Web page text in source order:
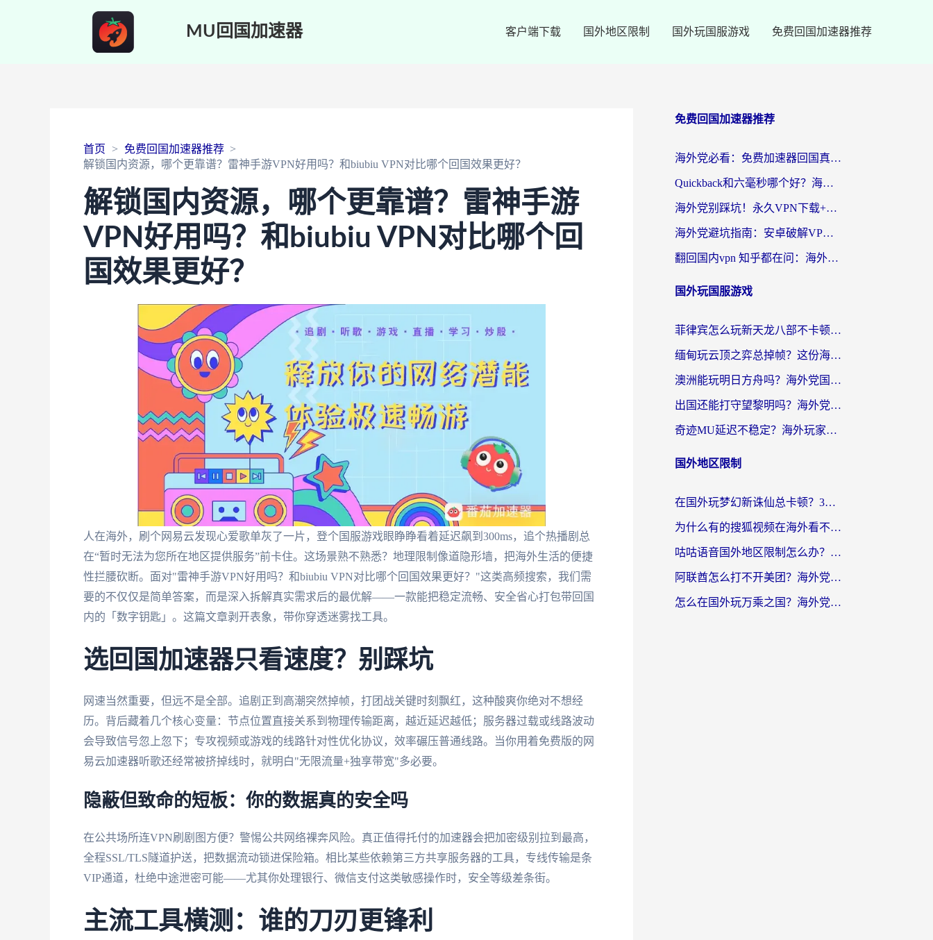
MU回国加速器 客户端下载 国外地区限制 国外玩国服游戏 免费回国加速器推荐
首页
免费回国加速器推荐
解锁国内资源，哪个更靠谱？雷神手游VPN好用吗？和biubiu VPN对比哪个回国效果更好？
解锁国内资源，哪个更靠谱？雷神手游
VPN好用吗？和biubiu VPN对比哪个回
国效果更好？
人在海外，刷个网易云发现心爱歌单灰了一片，登个国服游戏眼睁睁看着延迟飙到300ms，追个热播剧总
在“暂时无法为您所在地区提供服务”前卡住。这场景熟不熟悉？地理限制像道隐形墙，把海外生活的便捷
性拦腰砍断。面对"雷神手游VPN好用吗？和biubiu VPN对比哪个回国效果更好？"这类高频搜索，我们需
要的不仅仅是简单答案，而是深入拆解真实需求后的最优解——一款能把稳定流畅、安全省心打包带回国
内的「数字钥匙」。这篇文章剥开表象，带你穿透迷雾找工具。
选回国加速器只看速度？别踩坑
网速当然重要，但远不是全部。追剧正到高潮突然掉帧，打团战关键时刻飘红，这种酸爽你绝对不想经
历。背后藏着几个核心变量：节点位置直接关系到物理传输距离，越近延迟越低；服务器过载或线路波动
会导致信号忽上忽下；专攻视频或游戏的线路针对性优化协议，效率碾压普通线路。当你用着免费版的网
易云加速器听歌还经常被挤掉线时，就明白"无限流量+独享带宽"多必要。
隐蔽但致命的短板：你的数据真的安全吗
在公共场所连VPN刷剧图方便？警惕公共网络裸奔风险。真正值得托付的加速器会把加密级别拉到最高，
全程SSL/TLS隧道护送，把数据流动锁进保险箱。相比某些依赖第三方共享服务器的工具，专线传输是条
VIP通道，杜绝中途泄密可能——尤其你处理银行、微信支付这类敏感操作时，安全等级差条街。
主流工具横测：谁的刀刃更锋利
免费回国加速器推荐
海外党必看：免费加速器回国真的靠谱吗？3步教你选到好用的归雁替代
Quickback和六毫秒哪个好？海外党亲测：选对回国加速器，无缝刷剧办公不再愁
海外党别踩坑！永久VPN下载+回国加速器选择指南，无缝刷国内剧游戏支付
海外党避坑指南：安卓破解VPN真的靠谱吗？教你选对回国加速器无缝刷国内资源
翻回国内vpn 知乎都在问：海外党如何选对加速器，无缝刷剧打游戏？
国外玩国服游戏
菲律宾怎么玩新天龙八部不卡顿？海外党国服游戏加速器终极指南（附欧洲国外玩家实测）
缅甸玩云顶之弈总掉帧？这份海外玩家专属加速器攻略帮你上分
澳洲能玩明日方舟吗？海外党国服游戏畅玩终极指南（附实用加速器选择技巧）
出国还能打守望黎明吗？海外党国服游戏不卡顿的终极解法
奇迹MU延迟不稳定？海外玩家国服游戏加速器终极指南：从卡顿到丝滑的秘密
国外地区限制
在国外玩梦幻新诛仙总卡顿？3个实用技巧解决海外党痛点（附回国加速器选择指南）
为什么有的搜狐视频在海外看不了呢？留学生亲测有效的回国加速攻略
咕咕语音国外地区限制怎么办？海外党必备的回国加速器选择指南（附音悦Tai、搜狐视频解决妙招）
阿联酋怎么打不开美团？海外党必备：3步解决回国追剧、看球、刷B站的全部烦恼
怎么在国外玩万乘之国？海外党亲测：突破限制的3个实用技巧